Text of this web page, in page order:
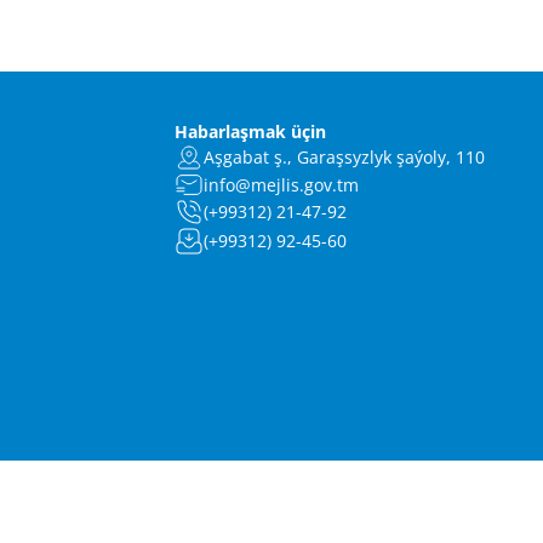
Habarlaşmak üçin
Aşgabat ş., Garaşsyzlyk şaýoly, 110
info@mejlis.gov.tm
(+99312) 21-47-92
(+99312) 92-45-60